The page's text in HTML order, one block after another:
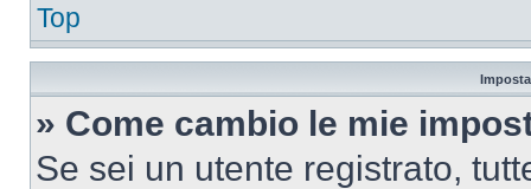
Top
» Come cambio le mie
Se sei un utente registrato,